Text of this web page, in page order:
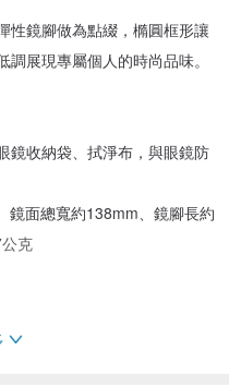
性鏡腳做為點綴，橢圓框形讓
展現專屬個人的時尚品味。
鏡收納袋、拭淨布，與眼鏡防
面總寬約138mm、鏡腳長約
克